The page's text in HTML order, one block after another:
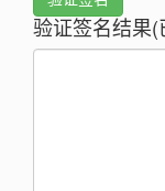
验证签名结果